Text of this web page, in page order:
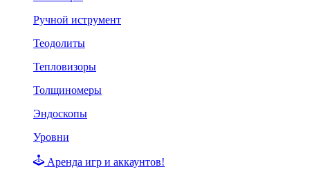
Ручной иструмент
Теодолиты
Тепловизоры
Толщиномеры
Эндоскопы
Уровни
Аренда игр и аккаунтов!